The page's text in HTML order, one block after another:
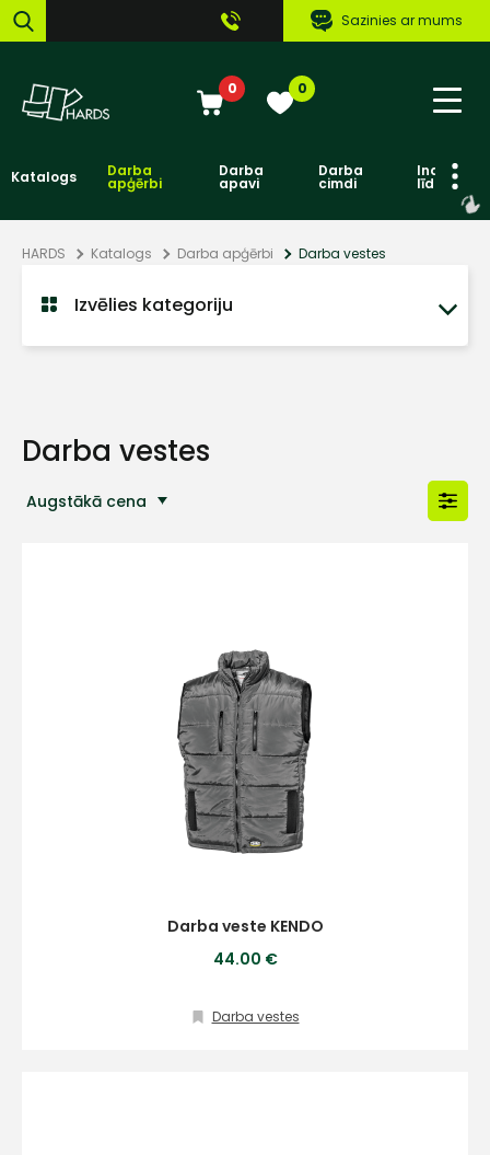
Sazinies ar mums
0 0
Katalogs Darba
apģērbi
Darba
apavi
Darba
cimdi līdzekļi
HARDS Katalogs Darba apģērbi Darba vestes
Izvēlies kategoriju
Darba vestes
Augstākā cena
Darba veste KENDO
44.00 €
Darba vestes